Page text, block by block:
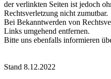
der verlinkten Seiten ist jedoch
Rechtsverletzung nicht zumutbar.
Bei Bekanntwerden von
Links umgehend entfernen.
Bitte uns ebenfalls informieren
Stand 8.12.2022